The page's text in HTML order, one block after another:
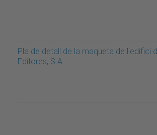
Pla de detall de la maqueta de l'edifici
Editores, S.A.